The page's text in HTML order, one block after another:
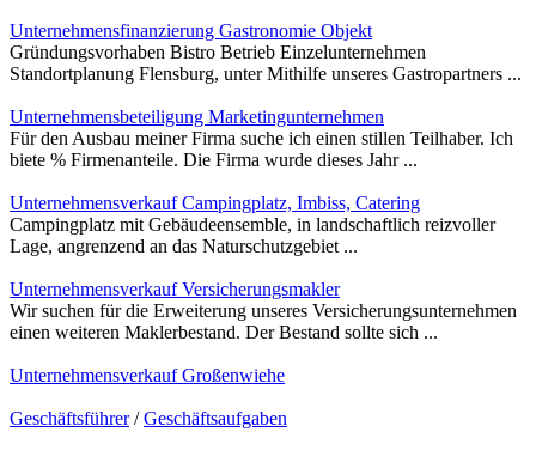
Unternehmensfinanzierung Gastronomie Objekt
Gründungsvorhaben Bistro Betrieb Einzelunternehmen
Standortplanung Flensburg, unter Mithilfe unseres Gastropartners ...
Unternehmensbeteiligung Marketingunternehmen
Für den Ausbau meiner Firma suche ich einen stillen Teilhaber. Ich
biete % Firmenanteile. Die Firma wurde dieses Jahr ...
Unternehmensverkauf Campingplatz, Imbiss, Catering
Campingplatz mit Gebäudeensemble, in landschaftlich reizvoller
Lage, angrenzend an das Naturschutzgebiet ...
Unternehmensverkauf Versicherungsmakler
Wir suchen für die Erweiterung unseres Versicherungsunternehmen
einen weiteren Maklerbestand. Der Bestand sollte sich ...
Unternehmensverkauf Großenwiehe
Geschäftsführer/Geschäftsaufgaben